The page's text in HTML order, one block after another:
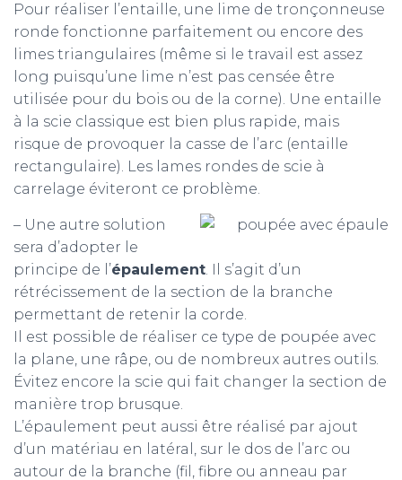
Pour réaliser l’entaille, une lime de tronçonneuse
ronde fonctionne parfaitement ou encore des
limes triangulaires (même si le travail est assez
long puisqu’une lime n’est pas censée être
utilisée pour du bois ou de la corne). Une entaille
à la scie classique est bien plus rapide, mais
risque de provoquer la casse de l’arc (entaille
rectangulaire). Les lames rondes de scie à
carrelage éviteront ce problème.
– Une autre solution
sera d’adopter le
principe de l’épaulement. Il s’agit d’un
rétrécissement de la section de la branche
permettant de retenir la corde.
Il est possible de réaliser ce type de poupée avec
la plane, une râpe, ou de nombreux autres outils.
Évitez encore la scie qui fait changer la section de
manière trop brusque.
L’épaulement peut aussi être réalisé par ajout
d’un matériau en latéral, sur le dos de l’arc ou
autour de la branche (fil, fibre ou anneau par